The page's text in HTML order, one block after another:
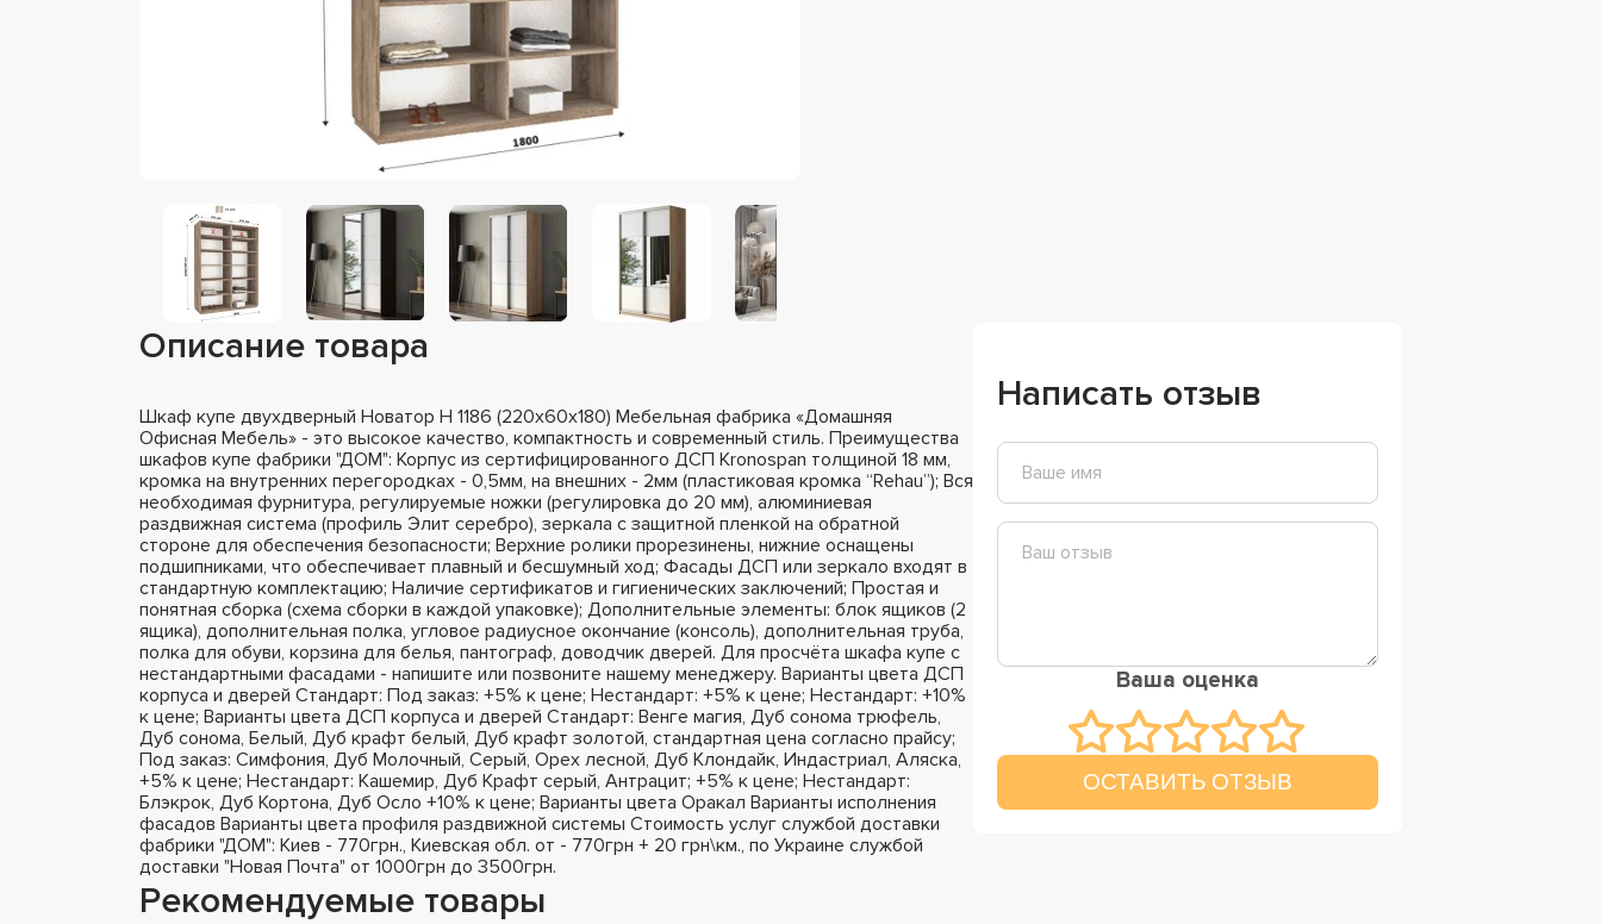
Описание товара
Шкаф купе двухдверный Новатор Н 1186 (220х60х180) Мебельная фабрика «Домашняя
Офисная Мебель» - это высокое качество, компактность и современный стиль. Преимущества
шкафов купе фабрики "ДОМ": Корпус из сертифицированного ДСП Kronospan толщиной 18 мм,
кромка на внутренних перегородках - 0,5мм, на внешних - 2мм (пластиковая кромка “Rehau”); Вся
необходимая фурнитура, регулируемые ножки (регулировка до 20 мм), алюминиевая
раздвижная система (профиль Элит серебро), зеркала с защитной пленкой на обратной
стороне для обеспечения безопасности; Верхние ролики прорезинены, нижние оснащены
подшипниками, что обеспечивает плавный и бесшумный ход; Фасады ДСП или зеркало входят в
стандартную комплектацию; Наличие сертификатов и гигиенических заключений; Простая и
понятная сборка (схема сборки в каждой упаковке); Дополнительные элементы: блок ящиков (2
ящика), дополнительная полка, угловое радиусное окончание (консоль), дополнительная труба,
полка для обуви, корзина для белья, пантограф, доводчик дверей. Для просчёта шкафа купе с
нестандартными фасадами - напишите или позвоните нашему менеджеру. Варианты цвета ДСП
корпуса и дверей Стандарт: Под заказ: +5% к цене; Нестандарт: +5% к цене; Нестандарт: +10%
к цене; Варианты цвета ДСП корпуса и дверей Стандарт: Венге магия, Дуб сонома трюфель,
Дуб сонома, Белый, Дуб крафт белый, Дуб крафт золотой, стандартная цена согласно прайсу;
Под заказ: Симфония, Дуб Молочный, Серый, Орех лесной, Дуб Клондайк, Индастриал, Аляска,
+5% к цене; Нестандарт: Кашемир, Дуб Крафт серый, Антрацит; +5% к цене; Нестандарт:
Блэкрок, Дуб Кортона, Дуб Осло +10% к цене; Варианты цвета Оракал Варианты исполнения
фасадов Варианты цвета профиля раздвижной системы Стоимость услуг службой доставки
фабрики "ДОМ": Киев - 770грн., Киевская обл. от - 770грн + 20 грн\км., по Украине службой
доставки "Новая Почта" от 1000грн до 3500грн.
Рекомендуемые товары
Написать отзыв
Ваша оценка
ОСТАВИТЬ ОТЗЫВ